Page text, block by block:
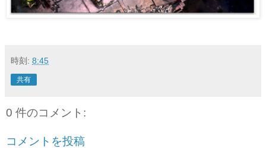
時刻: 8:45
共有
0 件のコメント:
コメントを投稿